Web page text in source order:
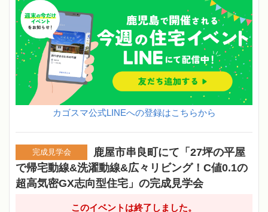
カゴスマ公式LINEへの登録はこちらから
鹿屋市串良町にて「27坪の平屋
で帰宅動線&洗濯動線&広々リビング！C値0.1の
超高気密GX志向型住宅」の完成見学会
このイベントは終了しました。
完成見学会